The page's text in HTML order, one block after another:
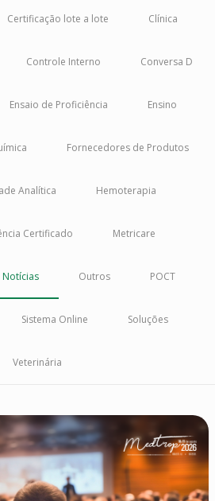
Certificação lote a lote Clínica
Controle Interno Conversa D
Ensaio de Proficiência Ensino
Fornecedores de Produtos
Analítica Hemoterapia
Certificado Metricare
Notícias Outros POCT
Sistema Online Soluções
Veterinária